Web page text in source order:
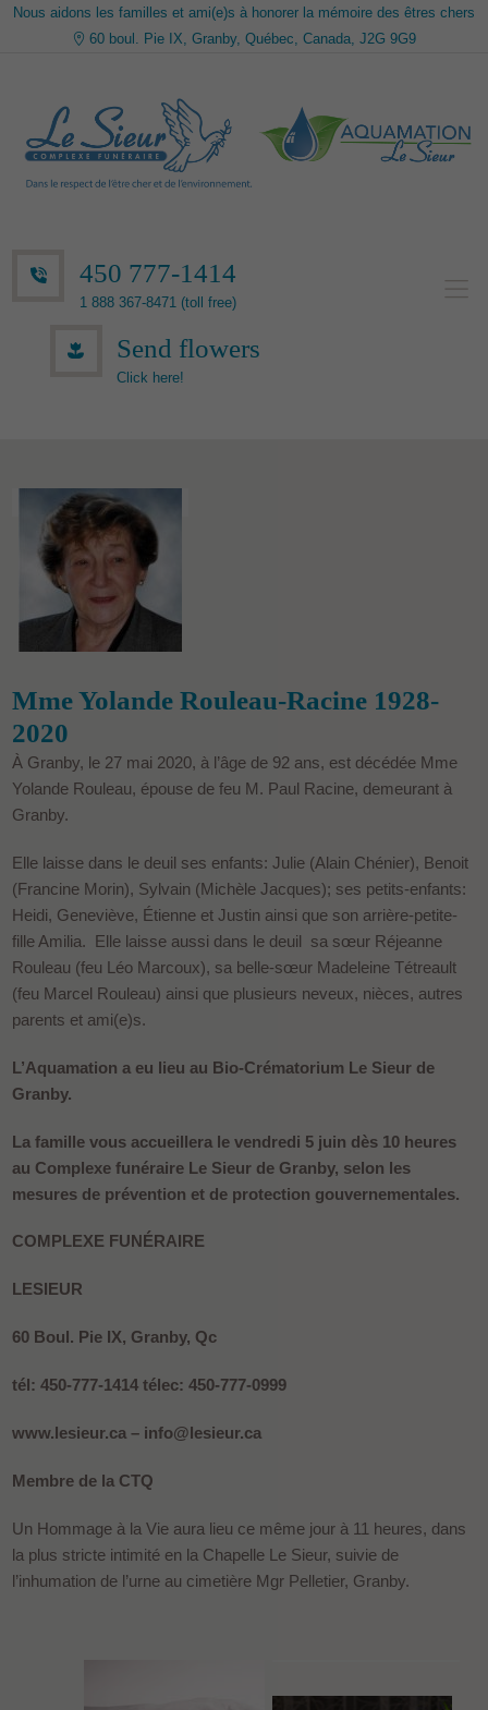
Nous aidons les familles et ami(e)s à honorer la mémoire des êtres chers
60 boul. Pie IX, Granby, Québec, Canada, J2G 9G9
450 777-1414
1 888 367-8471 (toll free)
Send flowers
Click here!
Mme Yolande Rouleau-Racine 1928-
2020
À Granby, le 27 mai 2020, à l’âge de 92 ans, est décédée Mme
Yolande Rouleau, épouse de feu M. Paul Racine, demeurant à
Granby.
Elle laisse dans le deuil ses enfants: Julie (Alain Chénier), Benoit
(Francine Morin), Sylvain (Michèle Jacques); ses petits-enfants:
Heidi, Geneviève, Étienne et Justin ainsi que son arrière-petite-
fille Amilia. Elle laisse aussi dans le deuil sa sœur Réjeanne
Rouleau (feu Léo Marcoux), sa belle-sœur Madeleine Tétreault
(feu Marcel Rouleau) ainsi que plusieurs neveux, nièces, autres
parents et ami(e)s.
L’Aquamation a eu lieu au Bio-Crématorium Le Sieur de
Granby.
La famille vous accueillera le vendredi 5 juin dès 10 heures
au Complexe funéraire Le Sieur de Granby, selon les
mesures de prévention et de protection gouvernementales.
COMPLEXE FUNÉRAIRE
LESIEUR
60 Boul. Pie IX, Granby, Qc
tél: 450-777-1414 télec: 450-777-0999
www.lesieur.ca – info@lesieur.ca
Membre de la CTQ
Un Hommage à la Vie aura lieu ce même jour à 11 heures, dans
la plus stricte intimité en la Chapelle Le Sieur, suivie de
l’inhumation de l’urne au cimetière Mgr Pelletier, Granby.